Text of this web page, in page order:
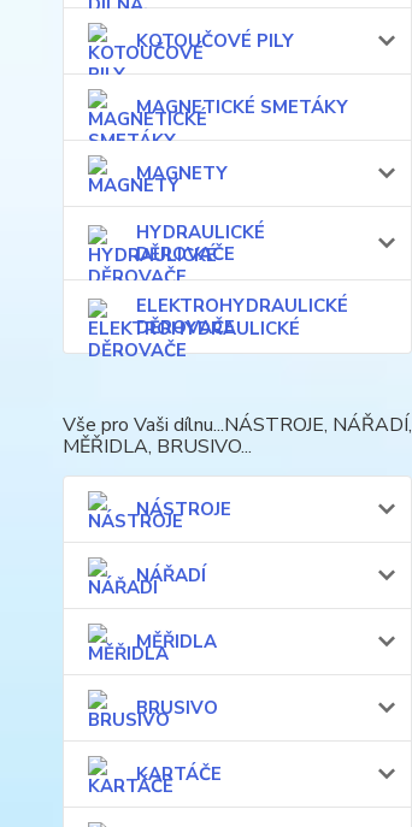
KOTOUČOVÉ PILY
MAGNETICKÉ SMETÁKY
MAGNETY
HYDRAULICKÉ
DĚROVAČE
ELEKTROHYDRAULICKÉ
DĚROVAČE
Vše pro Vaši dílnu...NÁSTROJE, NÁŘADÍ,
MĚŘIDLA, BRUSIVO...
NÁSTROJE
NÁŘADÍ
MĚŘIDLA
BRUSIVO
KARTÁČE